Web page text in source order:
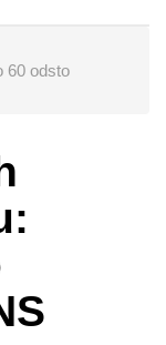
60 odsto